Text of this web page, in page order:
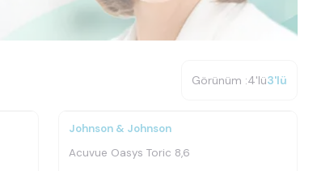
Görünüm :4'lü3'lü
Johnson & Johnson
Acuvue Oasys Toric 8,6